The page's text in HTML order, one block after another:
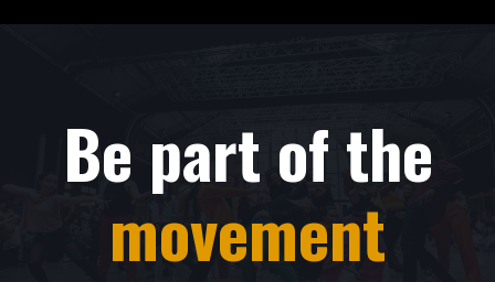
Be part of the
movement